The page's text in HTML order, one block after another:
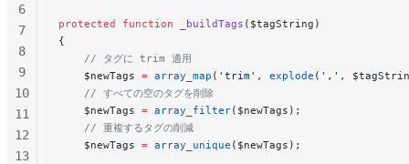
protected function _buildTags ($tagString)
{
    // タグに trim 適用
    $newTags
= array_map ( 'trim' , explode ( ',' ,
    // すべての空のタグを削除
    $newTags
= array_filter($newTags);
    // 重複するタグの削減
    $newTags
= array_unique ($newTags);
6
7
8
9
10
11
12
13